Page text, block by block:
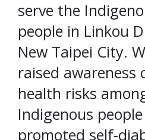
serve the
people in Linkou
New Taipei City.
raised awareness
health risks
Indigenous
promoted self-